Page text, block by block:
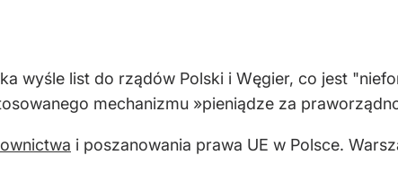
wyśle list do rządów Polski i Węgier, co jest
mechanizmu »pieniądze za
i poszanowania prawa UE w Polsce.